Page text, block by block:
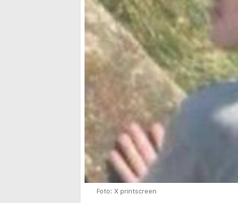
Foto: X printscreen